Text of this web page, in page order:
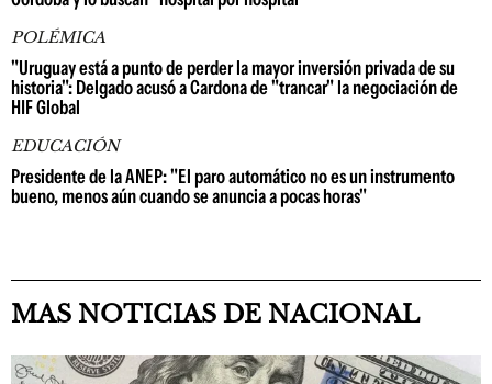
POLÉMICA
"Uruguay está a punto de perder la mayor inversión privada de su
historia": Delgado acusó a Cardona de "trancar" la negociación de
HIF Global
EDUCACIÓN
Presidente de la ANEP: "El paro automático no es un instrumento
bueno, menos aún cuando se anuncia a pocas horas"
MAS NOTICIAS DE NACIONAL